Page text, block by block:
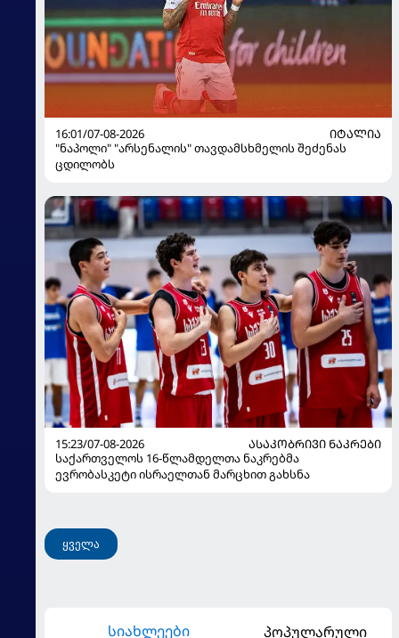
16:01/07-08-2026
ᲘᲢᲐᲚᲘᲐ
"ნაპოლი" "არსენალის" თავდამსხმელის შეძენას
ცდილობს
15:23/07-08-2026
ᲐᲡᲐᲙᲝᲑᲠᲘᲕᲘ ᲜᲐᲙᲠᲔᲑᲘ
საქართველოს 16-წლამდელთა ნაკრებმა
ევრობასკეტი ისრაელთან მარცხით გახსნა
ყველა
სიახლეები პოპულარული